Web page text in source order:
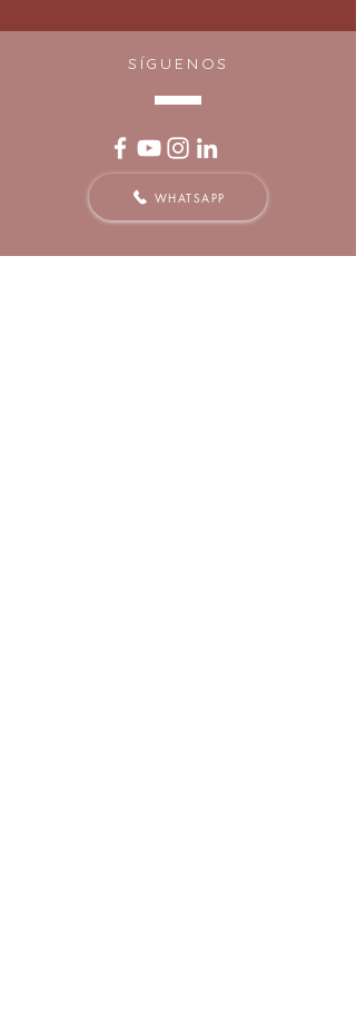
SÍGUENOS
WHATSAPP